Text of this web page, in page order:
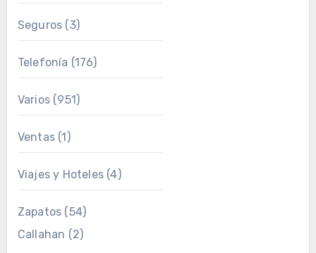
Seguros (3)
Telefonía (176)
Varios(951)
Ventas(1)
Viajes y Hoteles(4)
Zapatos (54)
Callahan (2)